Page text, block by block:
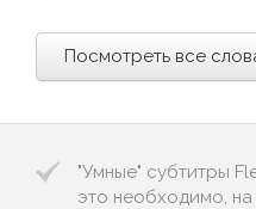
Посмотреть все
"Умные" субтитры
это необходимо,